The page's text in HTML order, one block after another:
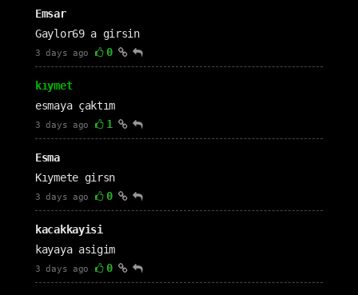
Emsar
Gaylor69 a girsin
3 days ago 0
kıymet
esmaya çaktım
3 days ago 1
Esma
Kıymete girsn
3 days ago 0
kacakkayisi
kayaya asigim
3 days ago 0